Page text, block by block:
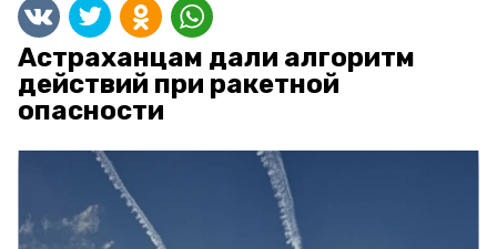
Астраханцам дали алгоритм
действий при ракетной
опасности